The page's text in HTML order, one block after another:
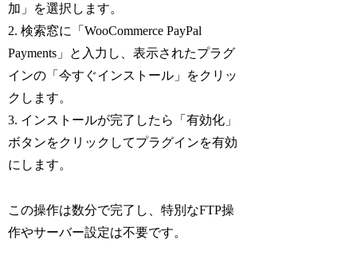
加」を選択します。
2. 検索窓に「WooCommerce PayPal
Payments」と入力し、表示されたプラグ
インの「今すぐインストール」をクリッ
クします。
3. インストールが完了したら「有効化」
ボタンをクリックしてプラグインを有効
にします。
この操作は数分で完了し、特別なFTP操
作やサーバー設定は不要です。